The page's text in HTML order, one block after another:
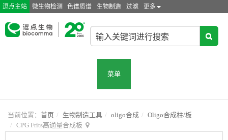
逗点主站 微生物检测 色谱质谱 生物制造 过滤 更多
菜单
当前位置： 首页 生物制造工具 oligo合成
Oligo合成柱/板
CPG Frits高通量合成板